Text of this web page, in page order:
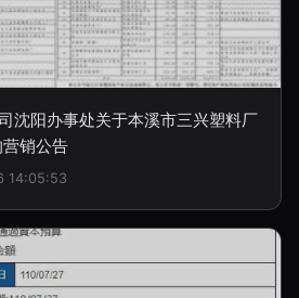
沈阳办事处关于本溪市三兴塑料厂
销公告
14:05:53